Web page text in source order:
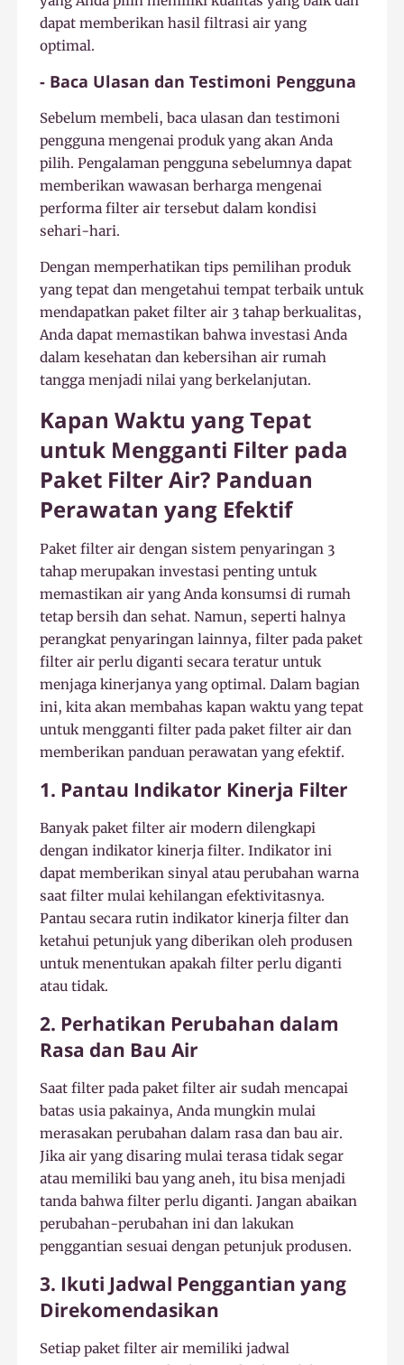
dapat memberikan hasil filtrasi air yang
optimal.
- Baca Ulasan dan Testimoni Pengguna
Sebelum membeli, baca ulasan dan testimoni
pengguna mengenai produk yang akan Anda
pilih. Pengalaman pengguna sebelumnya dapat
memberikan wawasan berharga mengenai
performa filter air tersebut dalam kondisi
sehari-hari.
Dengan memperhatikan tips pemilihan produk
yang tepat dan mengetahui tempat terbaik untuk
mendapatkan paket filter air 3 tahap berkualitas,
Anda dapat memastikan bahwa investasi Anda
dalam kesehatan dan kebersihan air rumah
tangga menjadi nilai yang berkelanjutan.
Kapan Waktu yang Tepat
untuk Mengganti Filter pada
Paket Filter Air? Panduan
Perawatan yang Efektif
Paket filter air dengan sistem penyaringan 3
tahap merupakan investasi penting untuk
memastikan air yang Anda konsumsi di rumah
tetap bersih dan sehat. Namun, seperti halnya
perangkat penyaringan lainnya, filter pada paket
filter air perlu diganti secara teratur untuk
menjaga kinerjanya yang optimal. Dalam bagian
ini, kita akan membahas kapan waktu yang tepat
untuk mengganti filter pada paket filter air dan
memberikan panduan perawatan yang efektif.
1. Pantau Indikator Kinerja Filter
Banyak paket filter air modern dilengkapi
dengan indikator kinerja filter. Indikator ini
dapat memberikan sinyal atau perubahan warna
saat filter mulai kehilangan efektivitasnya.
Pantau secara rutin indikator kinerja filter dan
ketahui petunjuk yang diberikan oleh produsen
untuk menentukan apakah filter perlu diganti
atau tidak.
2. Perhatikan Perubahan dalam
Rasa dan Bau Air
Saat filter pada paket filter air sudah mencapai
batas usia pakainya, Anda mungkin mulai
merasakan perubahan dalam rasa dan bau air.
Jika air yang disaring mulai terasa tidak segar
atau memiliki bau yang aneh, itu bisa menjadi
tanda bahwa filter perlu diganti. Jangan abaikan
perubahan-perubahan ini dan lakukan
penggantian sesuai dengan petunjuk produsen.
3. Ikuti Jadwal Penggantian yang
Direkomendasikan
Setiap paket filter air memiliki jadwal